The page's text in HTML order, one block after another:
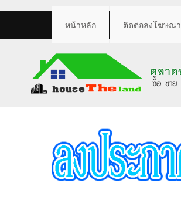
หน้าหลัก ติดต่อลงโฆษณา